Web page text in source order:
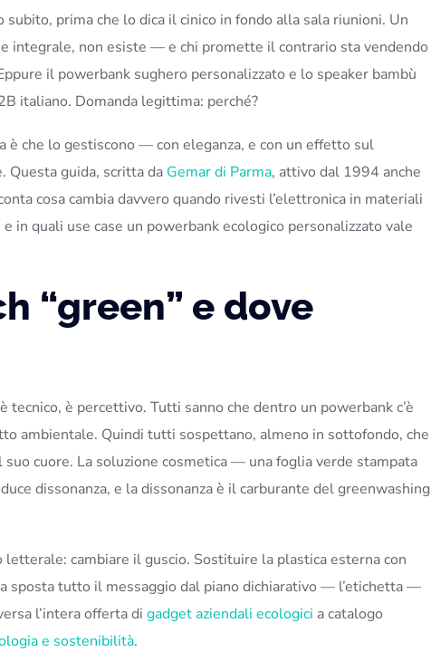
prima che lo dica il cinico in fondo alla sala riunioni. Un
integrale, non esiste — e chi promette il contrario sta vendendo
il powerbank sughero personalizzato e lo speaker bambù
italiano. Domanda legittima: perché?
è che lo gestiscono — con eleganza, e con un effetto sul
Questa guida, scritta da Gemar di Parma, attivo dal 1994 anche
cosa cambia davvero quando rivesti l’elettronica in materiali
in quali use case un powerbank ecologico personalizzato vale
“green” e dove
è percettivo. Tutti sanno che dentro un powerbank c’è
ambientale. Quindi tutti sospettano, almeno in sottofondo, che
suo cuore. La soluzione cosmetica — una foglia verde stampata
dissonanza, e la dissonanza è il carburante del greenwashing
cambiare il guscio. Sostituire la plastica esterna con
sposta tutto il messaggio dal piano dichiarativo — l’etichetta —
l’intera offerta di gadget aziendali ecologici a catalogo
e sostenibilità.